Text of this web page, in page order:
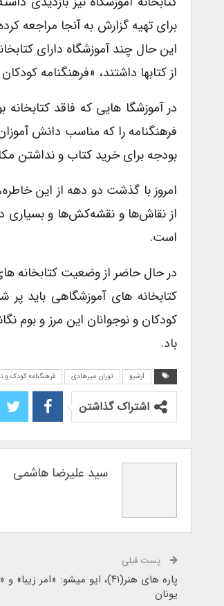
برای تهیه گزارش به آنجا مراجعه
این حال چند آموزشگاه دارای
از کتابها داشتند، «فرهنگنامه
در آموزشگا هایی که فاقد
فرهنگنامه را که مناسب دانش
بودجه برای خرید کتاب و نداشتن
از نقاش‌ها و نقشه‌کش‌ها و بسیاری
است.
در حال حاضر از وضعیت کتابخانه
کتابخانه های آموزشگاهی باید
کودکان و نوجوانان این مرز و بوم
باد.
آرشیو توران میرهادی فرهنگنامه کودک و
اشتراک گذاشتن
سید علیرضا هاشمی
پست قبلی
پاره های هنر(۴۱)، ایو میشو:
یونان